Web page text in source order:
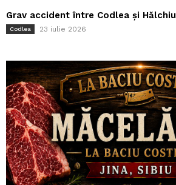
Grav accident între Codlea și Hălchiu
Codlea 23 iulie 2026